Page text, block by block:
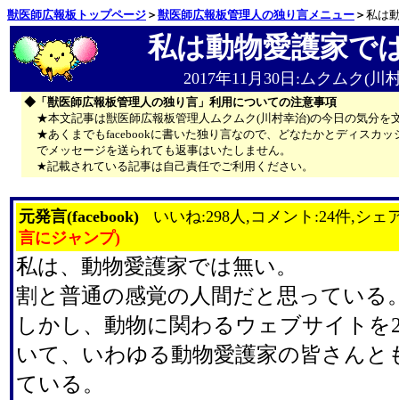
獣医師広報板トップページ ＞ 獣医師広報板管理人の独り言メニュー ＞ 私は
私は動物愛護家で
2017年11月30日:ムクムク(川
◆「獣医師広報板管理人の独り言」利用についての注意事項
★本文記事は獣医師広報板管理人ムクムク(川村幸治)の今日の気分を
★あくまでもfacebookに書いた独り言なので、どなたかとディスカ
でメッセージを送られても返事はいたしません。
★記載されている記事は自己責任でご利用ください。
元発言(facebook)
いいね:298人,コメント:24件,シェ
言にジャンプ)
私は、動物愛護家では無い。
割と普通の感覚の人間だと思っている
しかし、動物に関わるウェブサイトを
いて、いわゆる動物愛護家の皆さんと
ている。